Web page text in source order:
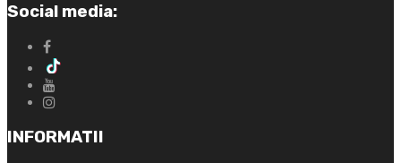
Social media:
INFORMATII